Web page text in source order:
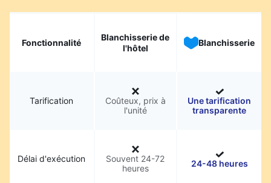
Fonctionnalité
Blanchisserie de
l'hôtel
Blanchisserie
Tarification
Coûteux, prix à
l'unité
Une tarification
transparente
Délai d'exécution
Souvent 24-72
heures
24-48 heures